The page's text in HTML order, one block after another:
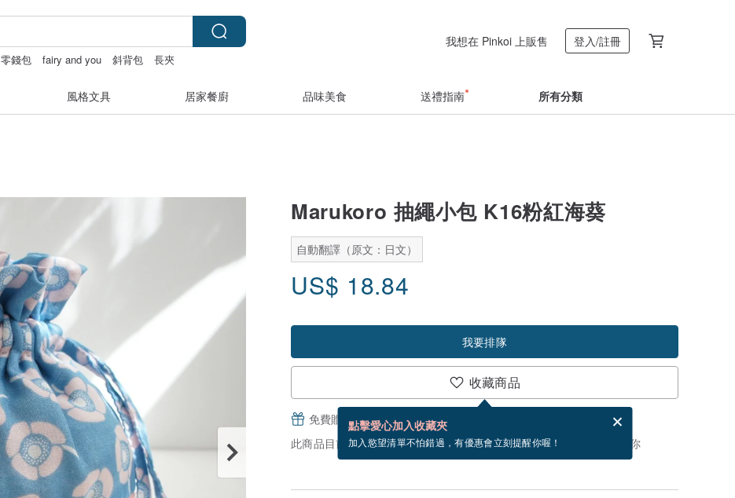
零錢包 fairy and you 斜背包 長夾
我想在 Pinkoi 上販售 登入/註冊
風格文具 居家餐廚 品味美食 送禮指南 所有分類
Marukoro 抽繩小包 K16粉紅海葵
自動翻譯（原文：日文）
US$ 18.84
我要排隊
收藏商品
點擊愛心加入收藏夾
加入慾望清單不怕錯過，有優惠會立刻提醒你喔！
免費贈送電子賀卡，結帳完成後填寫
此商品目前沒現貨，你可以按「我要排隊」，當有貨會主動發信通知你